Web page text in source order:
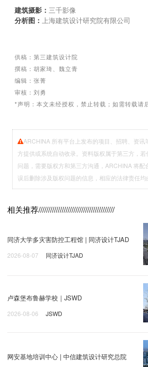
建筑摄影： 三千影像
分析图： 上海建筑设计研究院有限公司
供稿：第三建筑设计院
撰稿：胡家琦、魏立青
编辑：张菁
审核：刘勇
*声明：本文未经授权，禁止转载；如需转载请
ARCHINA 所有平台上发布的项目、招聘、资讯
方提供或系统自动收录。资料版权属于第三方，
问题，需要版权方和第三方沟通，ARCHINA 将配
误后删除涉及版权问题的信息，相应的法律责任均
相关推荐///////////////////////////////////////
同济大学多灾害防控工程馆 | 同济设计TJAD
2026-08-07 同济设计TJAD
卢森堡布鲁赫学校｜JSWD
2026-08-06 JSWD
网安基地培训中心 | 中信建筑设计研究总院